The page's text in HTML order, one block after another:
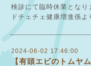
検診にて臨時休業となり
ドチェチェ健康増進係よ
2024-06-02 17:46:00
【有頭エビのトムヤ